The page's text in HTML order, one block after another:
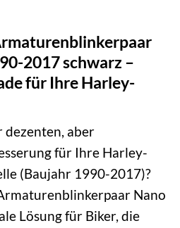
2017 schwarz –
für Ihre Harley-
dezenten, aber
für Ihre Harley-
(Baujahr 1990-2017)?
Nano
Lösung für Biker, die